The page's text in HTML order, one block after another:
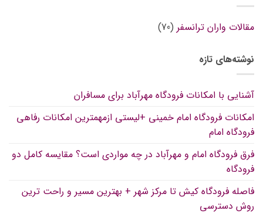
مقالات واران ترانسفر (70)
نوشته‌های تازه
آشنایی با امکانات فرودگاه مهرآباد برای مسافران
امکانات فرودگاه امام خمینی +لیستی ازمهمترین امکانات رفاهی
فرودگاه امام
فرق فرودگاه امام و مهرآباد در چه مواردی است؟ مقایسه کامل دو
فرودگاه
فاصله فرودگاه کیش تا مرکز شهر + بهترین مسیر و راحت ترین
روش دسترسی